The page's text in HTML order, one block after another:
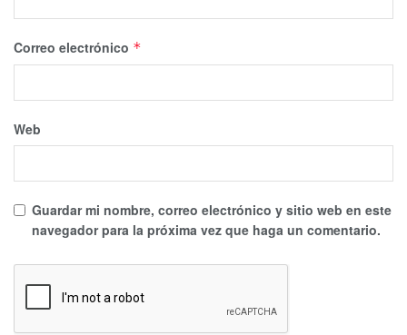
Correo electrónico *
Web
Guardar mi nombre, correo electrónico y sitio web en este
navegador para la próxima vez que haga un comentario.